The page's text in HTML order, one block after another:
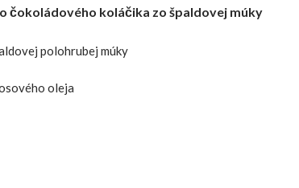
čokoládového koláčika zo špaldovej múky
polohrubej múky
oleja